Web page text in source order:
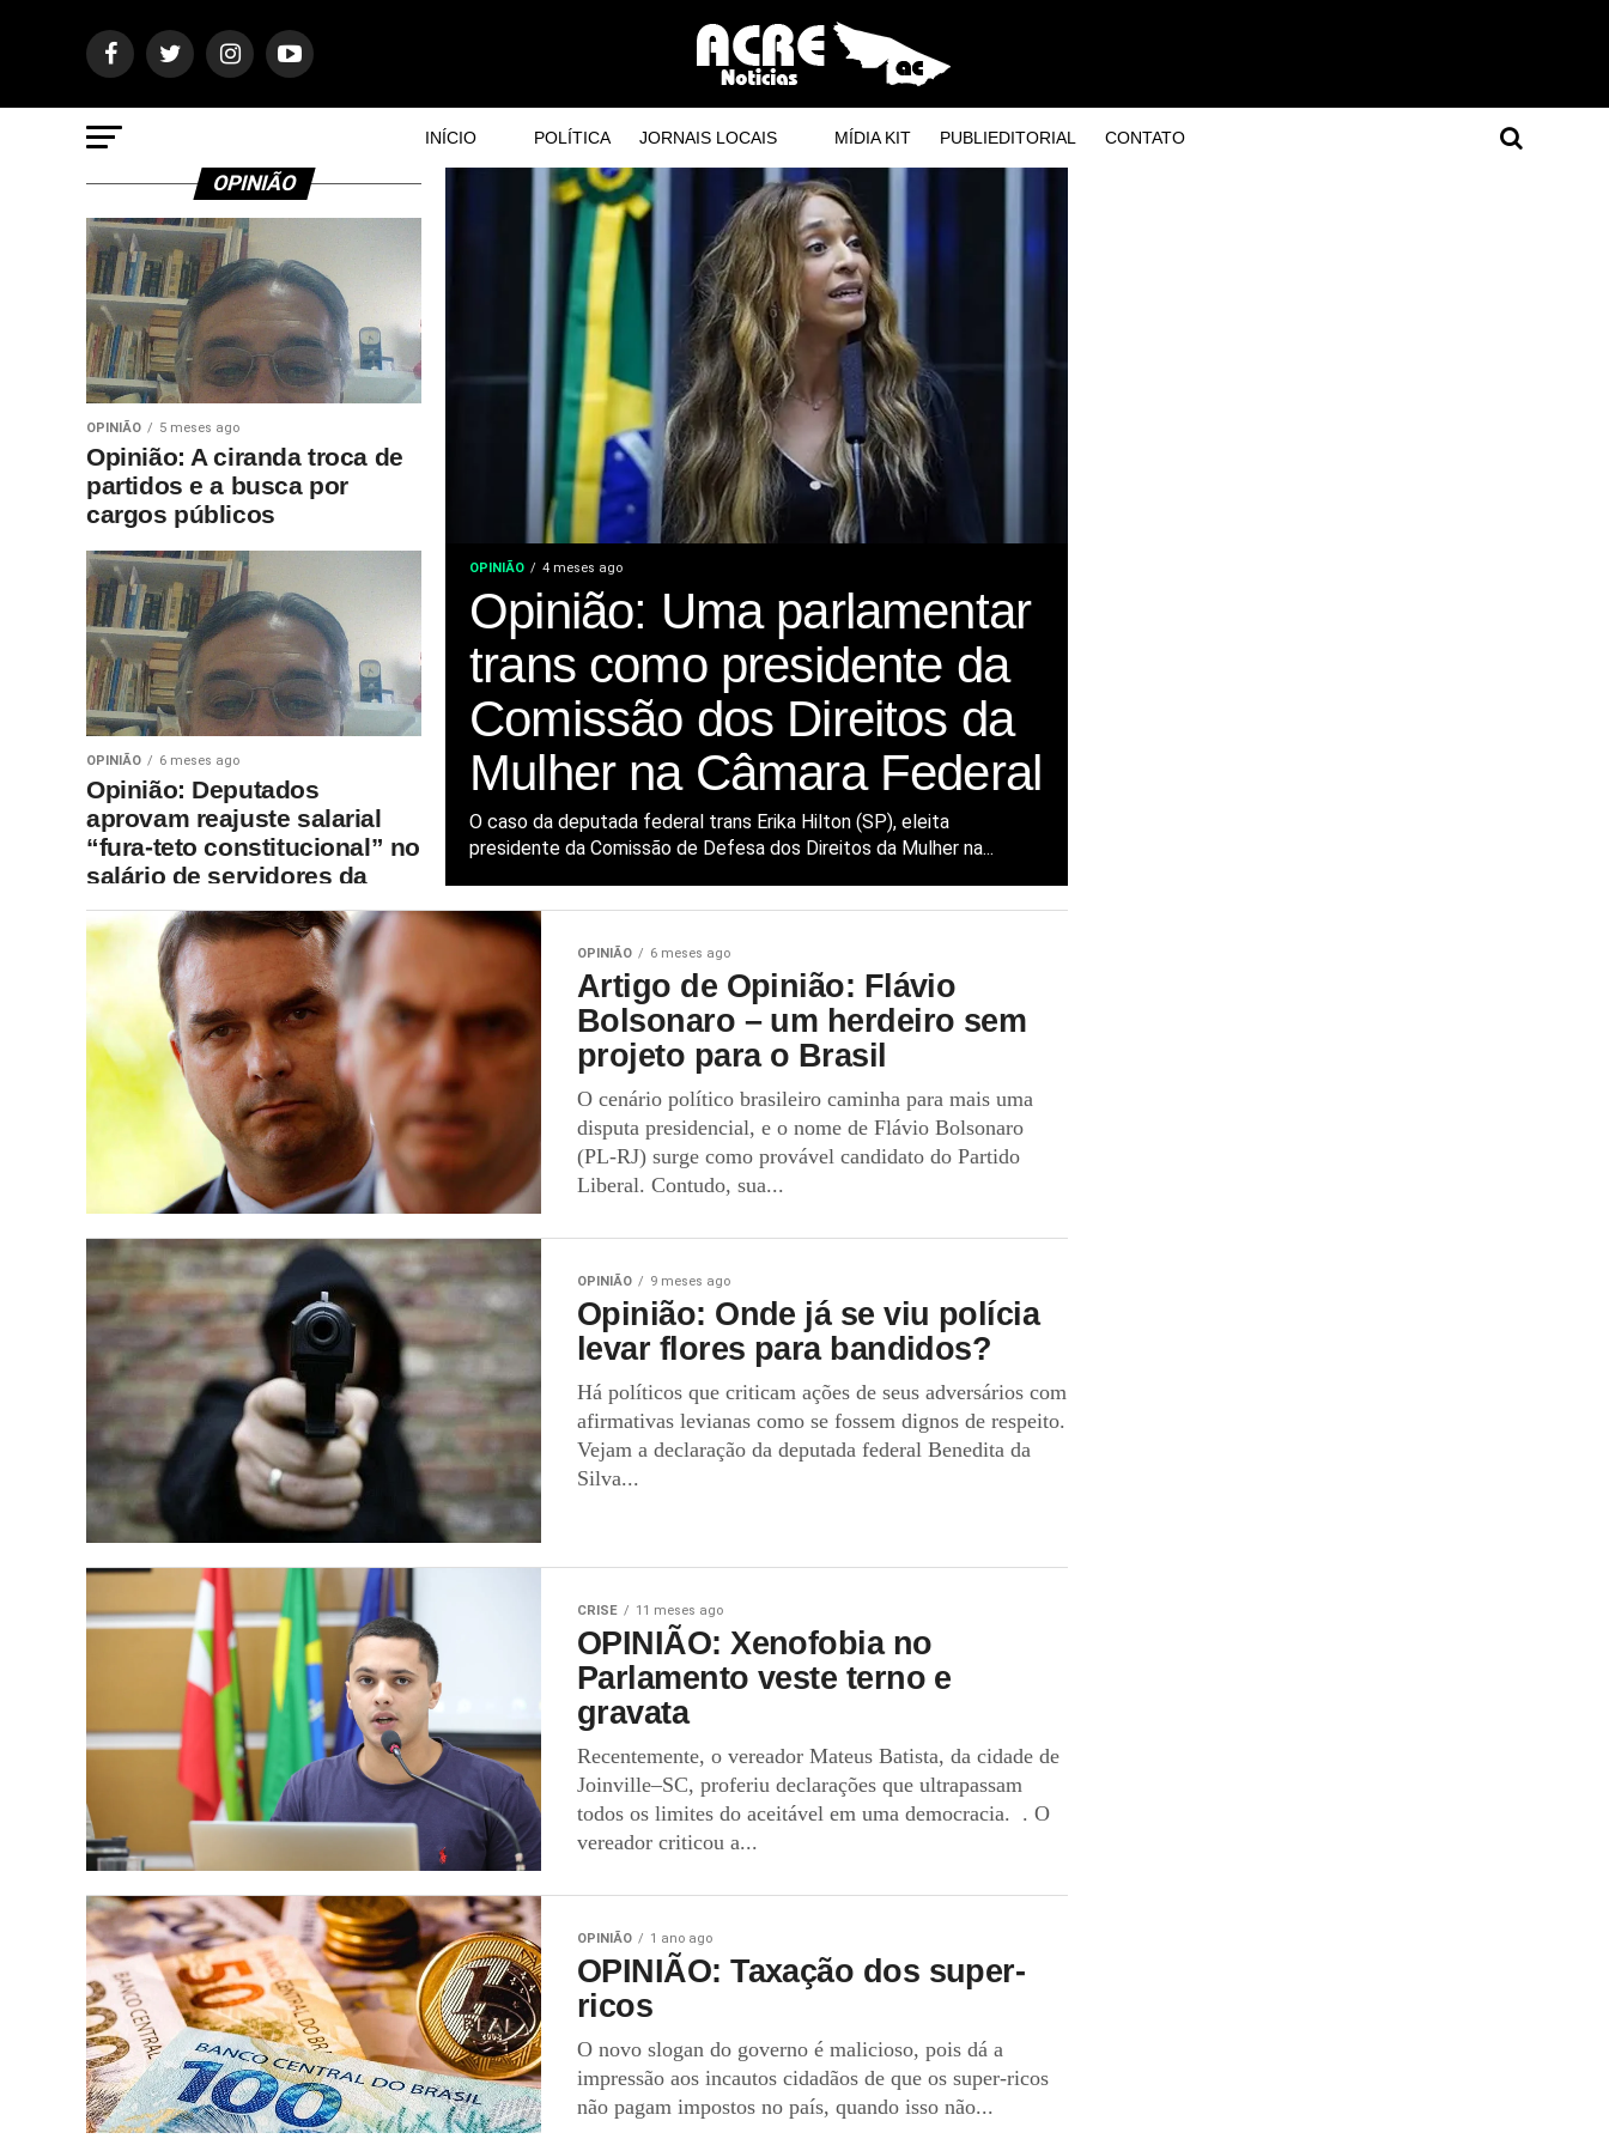
INÍCIO POLÍTICA JORNAIS LOCAIS MÍDIA KIT PUBLIEDITORIAL CONTATO
OPINIÃO 4 meses ago
Opinião: Uma parlamentar
trans como presidente da
Comissão dos Direitos da
Mulher na Câmara Federal
O caso da deputada federal trans Erika Hilton (SP), eleita
presidente da Comissão de Defesa dos Direitos da Mulher na...
OPINIÃO
OPINIÃO 5 meses ago
Opinião: A ciranda troca de
partidos e a busca por
cargos públicos
OPINIÃO 6 meses ago
Opinião: Deputados
aprovam reajuste salarial
“fura-teto constitucional” no
salário de servidores da
Câmara e do Senado após
volta do recesso
OPINIÃO 6 meses ago
Artigo de Opinião: Flávio
Bolsonaro – um herdeiro sem
projeto para o Brasil
O cenário político brasileiro caminha para mais uma
disputa presidencial, e o nome de Flávio Bolsonaro
(PL-RJ) surge como provável candidato do Partido
Liberal. Contudo, sua...
OPINIÃO 9 meses ago
Opinião: Onde já se viu polícia
levar flores para bandidos?
Há políticos que criticam ações de seus adversários com
afirmativas levianas como se fossem dignos de respeito.
Vejam a declaração da deputada federal Benedita da
Silva...
CRISE 11 meses ago
OPINIÃO: Xenofobia no
Parlamento veste terno e
gravata
Recentemente, o vereador Mateus Batista, da cidade de
Joinville–SC, proferiu declarações que ultrapassam
todos os limites do aceitável em uma democracia. . O
vereador criticou a...
OPINIÃO 1 ano ago
OPINIÃO: Taxação dos super-
ricos
O novo slogan do governo é malicioso, pois dá a
impressão aos incautos cidadãos de que os super-ricos
não pagam impostos no país, quando isso não...